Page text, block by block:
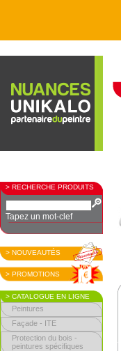
> RECHERCHE PRODUITS
Tapez un mot-clef
> NOUVEAUTÉS
> PROMOTIONS
> CATALOGUE EN LIGNE
Peintures
Façade - ITE
Protection du bois -
peintures spécifiques